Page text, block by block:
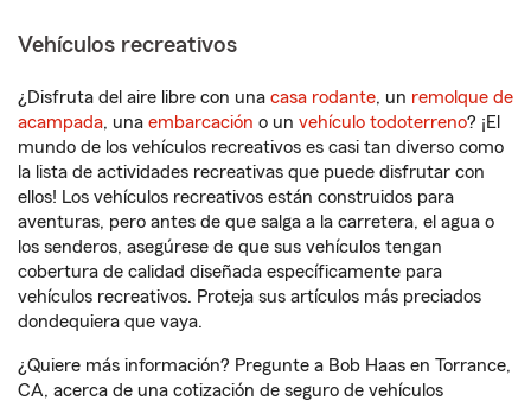
Vehículos recreativos
¿Disfruta del aire libre con una casa rodante, un remolque de
acampada, una embarcación o un vehículo todoterreno? ¡El
mundo de los vehículos recreativos es casi tan diverso como
la lista de actividades recreativas que puede disfrutar con
ellos! Los vehículos recreativos están construidos para
aventuras, pero antes de que salga a la carretera, el agua o
los senderos, asegúrese de que sus vehículos tengan
cobertura de calidad diseñada específicamente para
vehículos recreativos. Proteja sus artículos más preciados
dondequiera que vaya.
¿Quiere más información? Pregunte a Bob Haas en Torrance,
CA, acerca de una cotización de seguro de vehículos